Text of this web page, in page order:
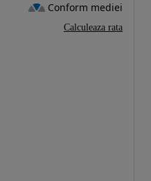
Conform mediei
Calculeaza rata